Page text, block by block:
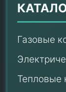
Газовые
Тепловые